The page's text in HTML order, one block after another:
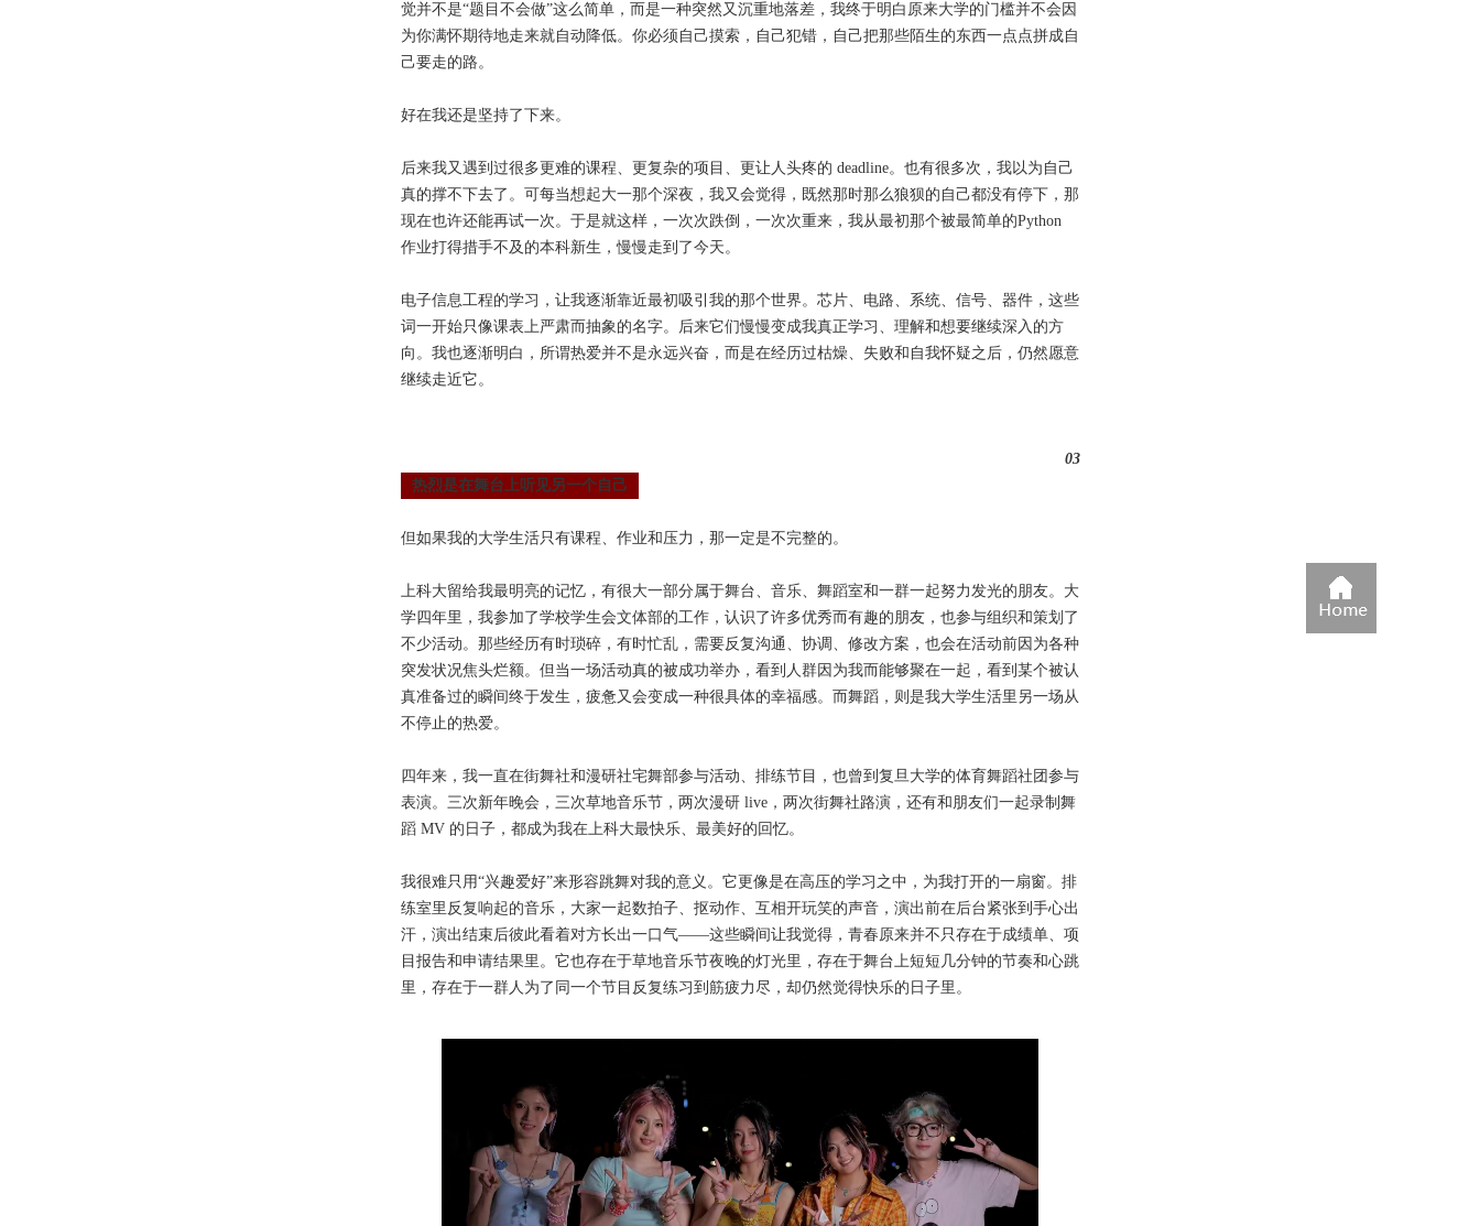
觉并不是“题目不会做”这么简单，而是一种突然又沉重地落差，我终于明白原来大学的门槛并不会因
为你满怀期待地走来就自动降低。你必须自己摸索，自己犯错，自己把那些陌生的东西一点点拼成自
己要走的路。
好在我还是坚持了下来。
后来我又遇到过很多更难的课程、更复杂的项目、更让人头疼的 deadline。也有很多次，我以为自己
真的撑不下去了。可每当想起大一那个深夜，我又会觉得，既然那时那么狼狈的自己都没有停下，那
现在也许还能再试一次。于是就这样，一次次跌倒，一次次重来，我从最初那个被最简单的Python
作业打得措手不及的本科新生，慢慢走到了今天。
电子信息工程的学习，让我逐渐靠近最初吸引我的那个世界。芯片、电路、系统、信号、器件，这些
词一开始只像课表上严肃而抽象的名字。后来它们慢慢变成我真正学习、理解和想要继续深入的方
向。我也逐渐明白，所谓热爱并不是永远兴奋，而是在经历过枯燥、失败和自我怀疑之后，仍然愿意
继续走近它。
03
热烈是在舞台上听见另一个自己
但如果我的大学生活只有课程、作业和压力，那一定是不完整的。
上科大留给我最明亮的记忆，有很大一部分属于舞台、音乐、舞蹈室和一群一起努力发光的朋友。大
学四年里，我参加了学校学生会文体部的工作，认识了许多优秀而有趣的朋友，也参与组织和策划了
不少活动。那些经历有时琐碎，有时忙乱，需要反复沟通、协调、修改方案，也会在活动前因为各种
突发状况焦头烂额。但当一场活动真的被成功举办，看到人群因为我而能够聚在一起，看到某个被认
真准备过的瞬间终于发生，疲惫又会变成一种很具体的幸福感。而舞蹈，则是我大学生活里另一场从
不停止的热爱。
四年来，我一直在街舞社和漫研社宅舞部参与活动、排练节目，也曾到复旦大学的体育舞蹈社团参与
表演。三次新年晚会，三次草地音乐节，两次漫研 live，两次街舞社路演，还有和朋友们一起录制舞
蹈 MV 的日子，都成为我在上科大最快乐、最美好的回忆。
我很难只用“兴趣爱好”来形容跳舞对我的意义。它更像是在高压的学习之中，为我打开的一扇窗。排
练室里反复响起的音乐，大家一起数拍子、抠动作、互相开玩笑的声音，演出前在后台紧张到手心出
汗，演出结束后彼此看着对方长出一口气——这些瞬间让我觉得，青春原来并不只存在于成绩单、项
目报告和申请结果里。它也存在于草地音乐节夜晚的灯光里，存在于舞台上短短几分钟的节奏和心跳
里，存在于一群人为了同一个节目反复练习到筋疲力尽，却仍然觉得快乐的日子里。